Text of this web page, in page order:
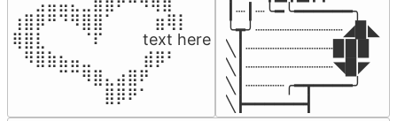
⢰⣿⡿⠛⠙⠻⣿⣿⠁⠀⠀ ⠀⣶⢿⡇
⢿⣿⣇⠀⠀⠀⠈⠏⠀⠀⠀ text here
⠀⠻⣿⣷⣦⣤⣀⠀⠀⠀ ⠀⣾⡿⠃⠀
⠀⠀⠀⠀⠉⠉⠻⣿⣄⣴⣿⠟⠀⠀⠀
⠀⠀⠀⠀⠀⠀⠀⠀⣿⡿⠟⠁⠀⠀⠀
┃┈┃┈╰━╰━━━━━━╮
╰┳╯┈┈┈┈┈┈┈┈┈◢▉◣
╲┃┈┈┈┈┈┈┈┈┈▉▉▉
╲┃┈┈┈┈┈┈┈┈┈◥▉◤
╲┃┈┈┈┈╭━┳━━━━╯
╲┣━━━━━━┫﻿